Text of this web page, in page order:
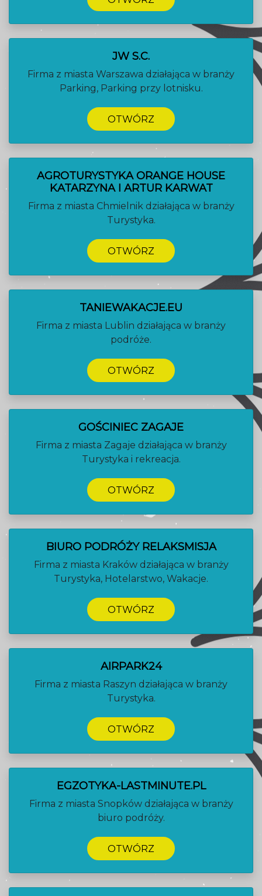
JW S.C.
Firma z miasta Warszawa działająca w branży
Parking, Parking przy lotnisku.
OTWÓRZ
AGROTURYSTYKA ORANGE HOUSE
KATARZYNA I ARTUR KARWAT
Firma z miasta Chmielnik działająca w branży
Turystyka.
OTWÓRZ
TANIEWAKACJE.EU
Firma z miasta Lublin działająca w branży
podróże.
OTWÓRZ
GOŚCINIEC ZAGAJE
Firma z miasta Zagaje działająca w branży
Turystyka i rekreacja.
OTWÓRZ
BIURO PODRÓŻY RELAKSMISJA
Firma z miasta Kraków działająca w branży
Turystyka, Hotelarstwo, Wakacje.
OTWÓRZ
AIRPARK24
Firma z miasta Raszyn działająca w branży
Turystyka.
OTWÓRZ
EGZOTYKA-LASTMINUTE.PL
Firma z miasta Snopków działająca w branży
biuro podróży.
OTWÓRZ